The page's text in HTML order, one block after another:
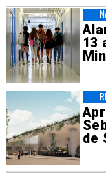
13
de